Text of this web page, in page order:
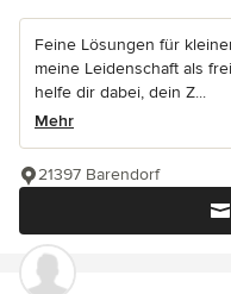
Feine Lösungen für
meine Leidenschaft als
helfe dir dabei, dein Z...
Mehr
21397 Barendorf